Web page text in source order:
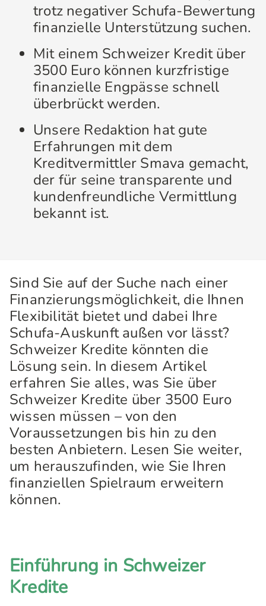
trotz negativer Schufa-Bewertung
finanzielle Unterstützung suchen.
Mit einem Schweizer Kredit über
3500 Euro können kurzfristige
finanzielle Engpässe schnell
überbrückt werden.
Unsere Redaktion hat gute
Erfahrungen mit dem
Kreditvermittler Smava gemacht,
der für seine transparente und
kundenfreundliche Vermittlung
bekannt ist.
Sind Sie auf der Suche nach einer
Finanzierungsmöglichkeit, die Ihnen
Flexibilität bietet und dabei Ihre
Schufa-Auskunft außen vor lässt?
Schweizer Kredite könnten die
Lösung sein. In diesem Artikel
erfahren Sie alles, was Sie über
Schweizer Kredite über 3500 Euro
wissen müssen – von den
Voraussetzungen bis hin zu den
besten Anbietern. Lesen Sie weiter,
um herauszufinden, wie Sie Ihren
finanziellen Spielraum erweitern
können.
Einführung in Schweizer
Kredite